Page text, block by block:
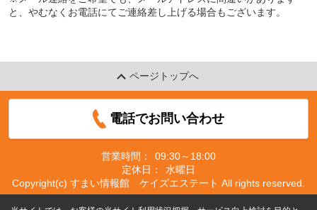
と、やむなくお電話にてご連絡差し上げる場合もございます。
ページトップへ
電話でお問い合わせ
営業時間：
09:30～18:00
定休日：
水曜日
Copyright(c) すまい情報館 ケイズエステート All rights reserved.